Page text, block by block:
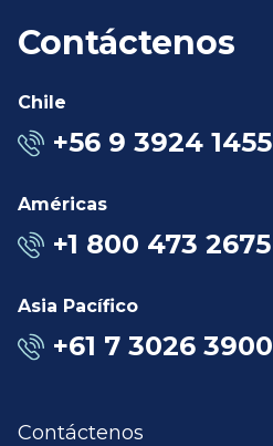
Contáctenos
Chile
+56 9 3924 1455
Américas
+1 800 473 2675
Asia Pacífico
+61 7 3026 3900
Contáctenos